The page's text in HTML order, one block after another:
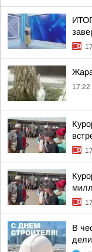
17:22
В